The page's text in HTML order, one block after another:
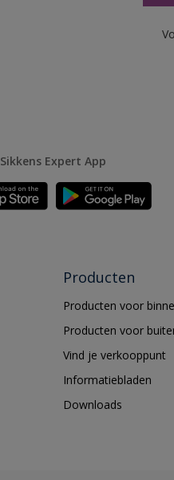
Sikkens Expert App
Producten
Producten voor
Producten voor
Vind je verkooppunt
Informatiebladen
Downloads